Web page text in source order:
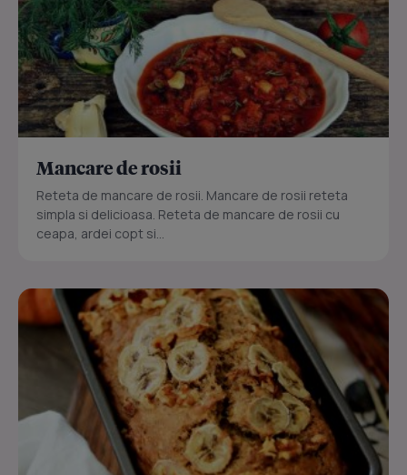
Mancare de rosii
Reteta de mancare de rosii. Mancare de rosii reteta
simpla si delicioasa. Reteta de mancare de rosii cu
ceapa, ardei copt si...